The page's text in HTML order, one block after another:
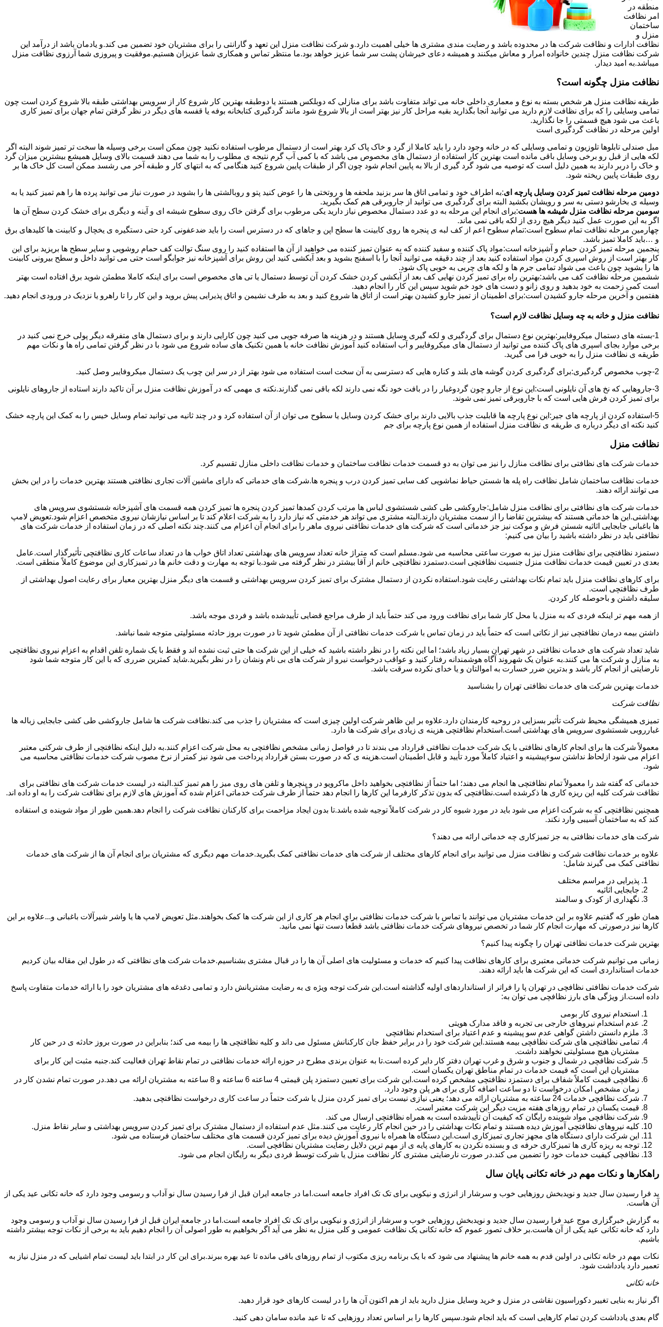
منطقه در
امر نظافت
ساختمان
منزل و
نظافت ادارات و نظافت شرکت ها در محدوده باشد و رضایت مندی مشتری ها خیلی اهمیت دارد.و شرکت نظافت منزل این تعهد و گارانتی را برای مشتریان خود تضمین می کند.و یادمان باشد از درآمد این
شرکت نظافت منزل چندین خانواده امرار و معاش میکنند و همیشه دعای خیرشان پشت سر شما عزیز خواهد بود.ما منتظر تماس و همکاری شما عزیزان هستیم.موفقیت و پیروزی شما آرزوی نظافت منزل
میباشد.به امید دیدار.
نظافت منزل چگونه است؟
طریقه نظافت منزل هر شخص بسته به نوع و معماری داخلی خانه می تواند متفاوت باشد برای منازلی که دوبلکس هستند یا دوطبقه بهترین کار شروع کار از سرویس بهداشتی طبقه بالا شروع کردن است چون
تمامی وسایلی را که برای نظافت لازم دارید می توانید آنجا بگذارید بقیه مراحل کار نیز بهتر است از بالا شروع شود مانند گردگیری کتابخانه بوفه یا قفسه های دیگر در نظر گرفتن تمام جهان برای تمیز کاری
باعث می شود هیچ قسمتی را جا نگذارید.
اولین مرحله در نظافت گردگیری است
مبل صندلی تابلوها تلوزیون و تمامی وسایلی که در خانه وجود دارد را باید کاملا از گرد و خاک پاک کرد بهتر است از دستمال مرطوب استفاده نکنید چون ممکن است برخی وسیله ها سخت تر تمیز شوند البته اگر
لکه هایی از قبل رو برخی وسایل باقی مانده است بهترین کار استفاده از دستمال های مخصوص می باشد که با کمی آب گرم نتیجه ی مطلوب را به شما می دهند قسمت بالای وسایل همیشع بیشترین میزان گرد
و خاک را دربر دارند به همین دلیل است که توصیه می شود گرد گیری از بالا به پایین انجام شود چون اگر از طبقات پایین شروع کنید هنگامی که به انتهای کار و طبقه آخر می رشسد ممکن است کل خاک ها بر
روی طبقات پایین ریخته شود.
دومین مرحله نظافت تمیز کردن وسایل پارچه ای:به اطراف خود و تمامی اتاق ها سر بزنید ملحفه ها و روتختی ها را عوض کنید پتو و روبالشتی ها را بشوید در صورت نیاز می توانید پرده ها را هم تمیز کنید یا به
وسیله ی بخارشو دستی به سر و رویشان بکشید البته برای گردگیری می توانید از جاروبرقی هم کمک بگیرید.
سومین مرحله نظافت منزل شیشه ها هست:برای انجام این مرحله به دو عدد دستمال مخصوص نیاز دارید یکی مرطوب برای گرفتن خاک روی سطوح شیشه ای و آینه و دیگری برای خشک کردن سطح آن ها
اگر به این صورت عمل کنید دیگر هیچ ردی از لکه باقی نمی ماند.
چهارمین مرحله نظافت تمام سطوح است:تمام سطوح اعم از کف لبه ی پنجره ها روی کابینت ها سطح اپن و جاهای که در دسترس است را باید ضدعفونی کرد حتی دستگیره ی یخچال و کابینت ها کلیدهای برق
و …باید کاملا تمیز باشد.
پنجمین مرحله تمیز کردن حمام و آشپزخانه است:مواد پاک کننده و سفید کننده که به عنوان تمیز کننده می خواهید از آن ها استفاده کنید را روی سنگ توالت کف حمام روشویی و سایر سطح ها بریزید برای این
کار بهتر است از روش اسپری کردن مواد استفاده کنید بعد از چند دقیقه می توانید آنجا را با اسفنج بشوید و بعد آبکشی کنید این روش برای آشپزخانه نیز جوابگو است حتی می توانید داخل و سطح بیرونی کابینت
ها را بشوید چون باعث می شواد تمامی جرم ها و لکه های چربی به خوبی پاک شود.
ششمین مرحله نظافت کف می باشد:بهترین راه برای تمیز کردن نهایی کف بعد از آبکشی کردن خشک کردن آن توسط دستمال یا تی های مخصوص است برای اینکه کاملا مطمئن شوید برق افتاده است بهتر
است کمی زحمت به خود بدهید و روی زانو و دست های خود خم شوید سپس این کار را انجام دهید.
هفتمین و آخرین مرحله جارو کشیدن است:برای اطمینان از تمیز جارو کشیدن بهتر است از اتاق ها شروع کنید و بعد به طرف نشیمن و اتاق پذیرایی پیش بروید و این کار را تا راهرو یا نزدیک در ورودی انجام دهید.
نظافت منزل و خانه به چه وسایل نظافت لازم است؟
1-بسته های دستمال میکروفایبر:بهترین نوع دستمال برای گردگیری و لکه گیری وسایل هستند و در هزینه ها صرفه جویی می کنید چون کارایی دارند و برای دستمال های متفرقه دیگر پولی خرج نمی کنید در
برخی موارد بجای اسپری های پاک کننده می توانید از دستمال های میکروفایبر و آب استفاده کنید آموزش نظافت خانه با همین تکنیک های ساده شروع می شود با در نظر گرفتن تمامی راه ها و نکات مهم
طریقه ی نظافت منزل را به خوبی فرا می گیرید.
2-چوب مخصوص گردگیری:برای گردگیری کردن گوشه های بلند و کناره هایی که دسترسی به آن سخت است استفاده می شود بهتر از در سر این چوب یک دستمال میکروفایبر وصل کنید.
3-جاروهایی که نخ های آن نایلونی است:این نوع از جارو چون گردوغبار را در بافت خود نگه نمی دارند لکه باقی نمی گذارند.نکته ی مهمی که در آموزش نظافت منزل بر آن تاکید دارند استاده از جاروهای نایلونی
برای تمیز کردن فرش هایی است که با جاروبرقی تمیز نمی شوند.
5-استفاده کردن از پارچه های جیر:این نوع پارچه ها قابلیت جذب بالایی دارند برای خشک کردن وسایل یا سطوح می توان از آن استفاده کرد و در چند ثانیه می توانید تمام وسایل خیس را به کمک این پارچه خشک
کنید نکته ای دیگر درباره ی طریقه ی نظافت منزل استفاده از همین نوع پارچه برای جم
نظافت منزل
خدمات شرکت های نظافتی برای نظافت منازل را نیز می توان به دو قسمت خدمات نظافت ساختمان و خدمات نظافت داخلی منازل تقسیم کرد.
خدمات نظافت ساختمان شامل نظافت راه پله ها شستن حیاط نماشویی کف سابی تمیز کردن درب و پنجره ها.شرکت های خدماتی که دارای ماشین آلات تجاری نظافتی هستند بهترین خدمات را در این بخش
می توانند ارائه دهند.
خدمات شرکت های نظافتی برای نظافت منزل شامل:جاروکشی طی کشی شستشوی لباس ها مرتب کردن کمدها تمیز کردن پنجره ها تمیز کردن همه قسمت های آشپزخانه شستشوی سرویس های
بهداشتی.این ها خدماتی هستند که بیشترین تقاضا را از سمت مشتریان دارند.البته مشتری می تواند هر خدمتی که نیاز دارد را به شرکت اعلام کند تا بر اساس نیازشان نیروی متخصص اعزام شود.تعویض لامپ
ها باغبانی جابجایی اثاثیه شستن فرش و موکت نیز جز خدماتی است که شرکت های خدمات نظافتی نیروی ماهر را برای انجام آن اعزام می کنند.چند نکته اصلی که در زمان استفاده از خدمات شرکت های
نظافتی باید در نظر داشته باشید را بیان می کنیم:
دستمزد نظافتچی برای نظافت منزل نیز به صورت ساعتی محاسبه می شود.مسلم است که متراژ خانه تعداد سرویس های بهداشتی تعداد اتاق خواب ها در تعداد ساعات کاری نظافتچی تأثیرگذار است.عامل
بعدی در تعیین قیمت خدمات نظافت منزل جنسیت نظافتچی است.دستمزد نظافتچی خانم از آقا بیشتر در نظر گرفته می شود.با توجه به مهارت و دقت خانم ها در تمیزکاری این موضوع کاملاً منطقی است.
برای کارهای نظافت منزل باید تمام نکات بهداشتی رعایت شود.استفاده نکردن از دستمال مشترک برای تمیز کردن سرویس بهداشتی و قسمت های دیگر منزل بهترین معیار برای رعایت اصول بهداشتی از
طرف نظافتچی است.
سلیقه داشتن و باحوصله کار کردن.
از همه مهم تر اینکه فردی که به منزل یا محل کار شما برای نظافت ورود می کند حتماً باید از طرف مراجع قضایی تأییدشده باشد و فردی موجه باشد.
داشتن بیمه درمان نظافتچی نیز از نکاتی است که حتماً باید در زمان تماس با شرکت خدمات نظافتی از آن مطمئن شوید تا در صورت بروز حادثه مسئولیتی متوجه شما نباشد.
شاید تعداد شرکت های خدمات نظافتی در شهر تهران بسیار زیاد باشد؛ اما این نکته را در نظر داشته باشید که خیلی از این شرکت ها حتی ثبت نشده اند و فقط با یک شماره تلفن اقدام به اعزام نیروی نظافتچی
به منازل و شرکت ها می کنند.به عنوان یک شهروند آگاه هوشمندانه رفتار کنید و عواقب درخواست نیرو از شرکت های بی نام ونشان را در نظر بگیرید.شاید کمترین ضرری که با این کار متوجه شما شود
نارضایتی از انجام کار باشد و بدترین ضرر خسارت به اموالتان و یا خدای نکرده سرقت باشد.
خدمات بهترین شرکت های خدمات نظافتی تهران را بشناسید
نظافت شرکت
تمیزی همیشگی محیط شرکت تأثیر بسزایی در روحیه کارمندان دارد.علاوه بر این ظاهر شرکت اولین چیزی است که مشتریان را جذب می کند.نظافت شرکت ها شامل جاروکشی طی کشی جابجایی زباله ها
غبارروبی شستشوی سرویس های بهداشتی است.استخدام نظافتچی هزینه ی زیادی برای شرکت ها دارد.
معمولاً شرکت ها برای انجام کارهای نظافتی با یک شرکت خدمات نظافتی قرارداد می بندند تا در فواصل زمانی مشخص نظافتچی به محل شرکت اعزام کنند.به دلیل اینکه نظافتچی از طرف شرکتی معتبر
اعزام می شود ازلحاظ نداشتن سوءپیشینه و اعتیاد کاملاً مورد تأیید و قابل اطمینان است.هزینه ی که در صورت بستن قرارداد پرداخت می شود نیز کمتر از نرخ مصوب شرکت خدمات نظافتی محاسبه می
شود.
خدماتی که گفته شد را معمولاً تمام نظافتچی ها انجام می دهند؛ اما حتماً از نظافتچی بخواهید داخل ماکرویو در و پنچرها و تلفن های روی میز را هم تمیز کند.البته در لیست خدمات شرکت های نظافتی برای
نظافت شرکت کلیه این ریزه کاری ها ذکرشده است.نظافتچی که بدون تذکر کارفرما این کارها را انجام دهد حتماً از طرف شرکت خدماتی اعزام شده که آموزش های لازم برای نظافت شرکت را به او داده اند.
همچنین نظافتچی که به شرکت اعزام می شود باید در مورد شیوه کار در شرکت کاملاً توجیه شده باشد.تا بدون ایجاد مزاحمت برای کارکنان نظافت شرکت را انجام دهد.همین طور از مواد شوینده ی استفاده
کند که به ساختمان آسیبی وارد نکند.
شرکت های خدمات نظافتی به جز تمیزکاری چه خدماتی ارائه می دهند؟
علاوه بر خدمات نظافت شرکت و نظافت منزل می توانید برای انجام کارهای مختلف از شرکت های خدمات نظافتی کمک بگیرید.خدمات مهم دیگری که مشتریان برای انجام آن ها از شرکت های خدمات
نظافتی کمک می گیرند شامل:
پذیرایی در مراسم مختلف
جابجایی اثاثیه
نگهداری از کودک و سالمند
همان طور که گفتیم علاوه بر این خدمات مشتریان می توانند با تماس با شرکت خدمات نظافتی برای انجام هر کاری از این شرکت ها کمک بخواهند.مثل تعویض لامپ ها یا واشر شیرآلات باغبانی و...علاوه بر این
کارها نیز درصورتی که مهارت انجام کار شما در تخصص نیروهای شرکت خدمات نظافتی باشد قطعاً دست تنها نمی مانید.
بهترین شرکت خدمات نظافتی تهران را چگونه پیدا کنیم؟
زمانی می توانیم شرکت خدماتی معتبری برای کارهای نظافت پیدا کنیم که خدمات و مسئولیت های اصلی آن ها را در قبال مشتری بشناسیم.خدمات شرکت های نظافتی که در طول این مقاله بیان کردیم
خدمات استانداردی است که این شرکت ها باید ارائه دهند.
شرکت خدمات نظافتی نظافچی در تهران پا را فراتر از استانداردهای اولیه گذاشته است.این شرکت توجه ویژه ی به رضایت مشتریانش دارد و تمامی دغدغه های مشتریان خود را با ارائه خدمات متفاوت پاسخ
داده است.از ویژگی های بارز نظافچی می توان به:
استخدام نیروی کار بومی
عدم استخدام نیروهای خارجی بی تجربه و فاقد مدارک هویتی
ملزم دانستن داشتن گواهی عدم سو پیشینه و عدم اعتیاد برای استخدام نظافتچی
تمامی نظافتچی های شرکت نظافچی بیمه هستند.این شرکت خود را در برابر حفظ جان کارکنانش مسئول می داند و کلیه نظافتچی ها را بیمه می کند؛ بنابراین در صورت بروز حادثه ی در حین کار
مشتریان هیچ مسئولیتی نخواهند داشت.
شرکت نظافچی در شمال و جنوب و شرق و غرب تهران دفتر کار دایر کرده است.تا به عنوان برندی مطرح در حوزه ارائه خدمات نظافتی در تمام نقاط تهران فعالیت کند.جنبه مثبت این کار برای
مشتریان این است که قیمت خدمات در تمام مناطق تهران یکسان است.
نظافچی قیمت کاملاً شفاف برای دستمزد نظافتچی مشخص کرده است.این شرکت برای تعیین دستمزد پلن قیمتی 4 ساعته 6 ساعته و 8 ساعته به مشتریان ارائه می دهد.در صورت تمام نشدن کار در
زمان مشخص امکان درخواست تا دو ساعت اضافه کاری برای هر پلن وجود دارد.
شرکت نظافچی خدمات 24 ساعته به مشتریان ارائه می دهد؛ یعنی نیازی نیست برای تمیز کردن منزل یا شرکت حتماً در ساعت کاری درخواست نظافتچی بدهید.
قیمت یکسان در تمام روزهای هفته مزیت دیگر این شرکت معتبر است.
شرکت نظافچی مواد شوینده رایگان که کیفیت آن تأییدشده است به همراه نظافتچی ارسال می کند.
کلیه نیروهای نظافتچی آموزش دیده هستند و تمام نکات بهداشتی را در حین انجام کار رعایت می کنند.مثل عدم استفاده از دستمال مشترک برای تمیز کردن سرویس بهداشتی و سایر نقاط منزل.
این شرکت دارای دستگاه های مجهز تجاری تمیزکاری است.این دستگاه ها همراه با نیروی آموزش دیده برای تمیز کردن قسمت های مختلف ساختمان فرستاده می شود.
توجه به ریزه کاری ها تمیزکاری حرفه ی و بسنده نکردن به کارهای پایه ی از مهم ترین دلایل رضایت مشتریان نظافچی است.
نظافچی کیفیت خدمات خود را تضمین می کند.در صورت نارضایتی مشتری کار نظافت منزل یا شرکت توسط فردی دیگر به رایگان انجام می شود.
راهکارها و نکات مهم در خانه تکانی پایان سال
ید فرا رسیدن سال جدید و نویدبخش روزهایی خوب و سرشار از انرژی و نیکویی برای تک تک افراد جامعه است.اما در جامعه ایران قبل از فرا رسیدن سال نو آداب و رسومی وجود دارد که خانه تکانی عید یکی از
آن هاست.
به گزارش خبرگزاری موج عید فرا رسیدن سال جدید و نویدبخش روزهایی خوب و سرشار از انرژی و نیکویی برای تک تک افراد جامعه است.اما در جامعه ایران قبل از فرا رسیدن سال نو آداب و رسومی وجود
دارد که خانه تکانی عید یکی از آن هاست.بر خلاف تصور عموم که خانه تکانی یک نظافت عمومی و کلی منزل به نظر می آید اگر بخواهیم به طور اصولی آن را انجام دهیم باید به برخی از نکات توجه بیشتر داشته
باشیم.
نکات مهم در خانه تکانی در اولین قدم به همه خانم ها پیشنهاد می شود که با یک برنامه ریزی مکتوب از تمام روزهای باقی مانده تا عید بهره ببرند.برای این کار در ابتدا باید لیست تمام اشیایی که در منزل نیاز به
تعمیر دارد یادداشت شود.
خانه تکانی
اگر نیاز به بنایی تغییر دکوراسیون نقاشی در منزل و خرید وسایل منزل دارید باید از هم اکنون آن ها را در لیست کارهای خود قرار دهید.
گام بعدی یادداشت کردن تمام کارهایی است که باید انجام شود.سپس کارها را بر اساس تعداد روزهایی که تا عید مانده سامان دهی کنید.